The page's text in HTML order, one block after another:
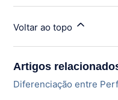
Voltar ao topo
Artigos
Diferenciação entre